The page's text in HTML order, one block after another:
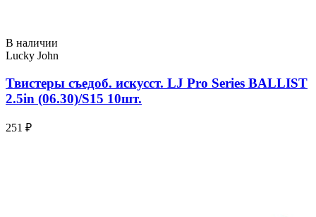
В наличии
Lucky John
Твистеры съедоб. искусст. LJ Pro Series BALLIST
2.5in (06.30)/S15 10шт.
251 ₽